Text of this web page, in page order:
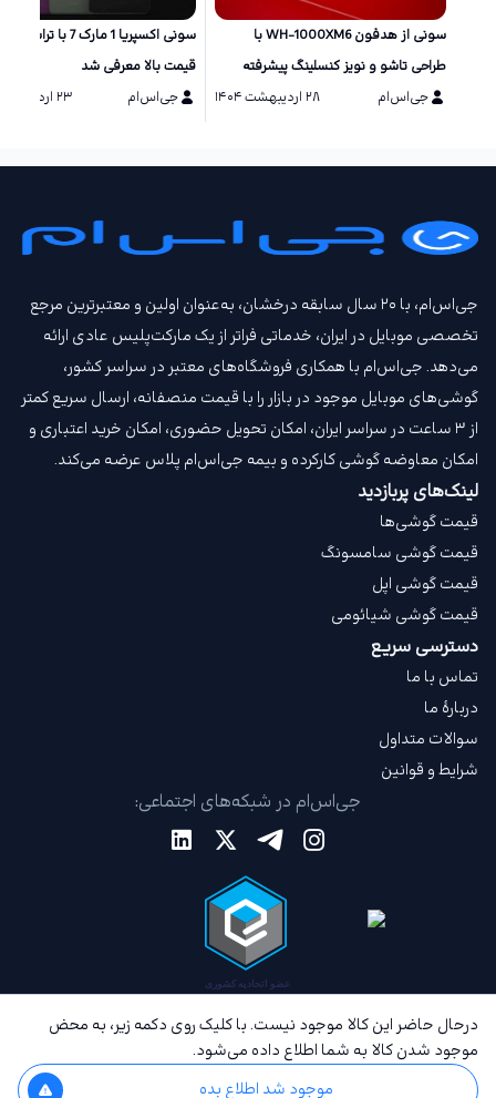
سونی از هدفون WH-1000XM6 با
طراحی تاشو و نویز کنسلینگ پیشرفته
رونمایی کرد
جی‌اس‌ام ۲۸ اردیبهشت ۱۴۰۴
سونی اکسپریا 1 مارک 7 با
قیمت بالا معرفی شد
جی‌اس‌ام
۲۳ اردیبهشت ۱۴۰۴
درحال حاضر این کالا موجود نیست. با کلیک روی دکمه زیر، به محض
موجود شدن کالا به شما اطلاع داده می‌شود.
موجود شد اطلاع بده
جی‌اس‌ام، با ۲۰ سال سابقه درخشان، به‌عنوان اولین و معتبرترین مرجع
تخصصی موبایل در ایران، خدماتی فراتر از یک مارکت‌پلیس عادی ارائه
می‌دهد. جی‌اس‌ام با همکاری فروشگاه‌های معتبر در سراسر کشور،
گوشی‌های موبایل موجود در بازار را با قیمت‌ منصفانه، ارسال سریع کمتر
از ۳ ساعت در سراسر ایران، امکان تحویل حضوری، امکان خرید اعتباری و
امکان معاوضه گوشی کارکرده و بیمه جی‌اس‌ام‌ پلاس عرضه می‌کند.
لینک‌های پربازدید
قیمت گوشی‌ها
قیمت گوشی سامسونگ
قیمت گوشی اپل
قیمت گوشی شیائومی
دسترسی سریع
تماس با ما
دربارهٔ ما
سوالات متداول
شرایط و قوانین
جی‌اس‌ام در شبکه‌های اجتماعی: